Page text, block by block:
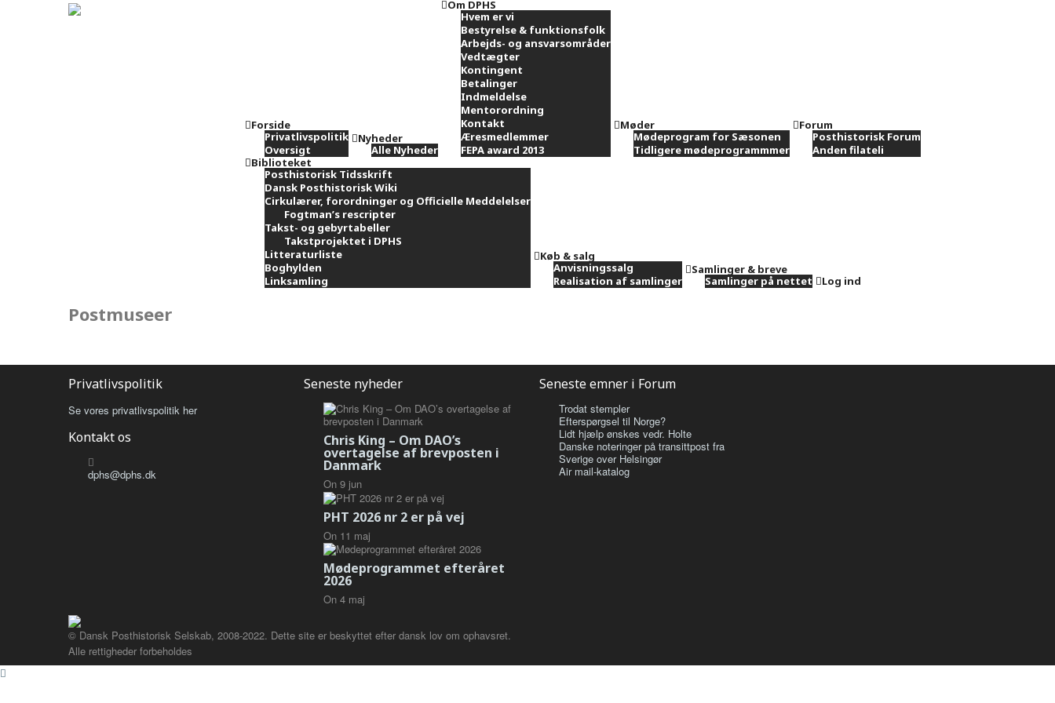
Forside
Privatlivspolitik
Oversigt
Nyheder
Alle Nyheder
Om DPHS
Hvem er vi
Bestyrelse & funktionsfolk
Arbejds- og ansvarsområder
Vedtægter
Kontingent
Betalinger
Indmeldelse
Mentorordning
Kontakt
Æresmedlemmer
FEPA award 2013
Møder
Mødeprogram for Sæsonen
Tidligere mødeprogrammmer
Forum
Posthistorisk Forum
Anden filateli
Biblioteket
Posthistorisk Tidsskrift
Dansk Posthistorisk Wiki
Cirkulærer, forordninger og Officielle Meddelelser
Fogtman’s rescripter
Takst- og gebyrtabeller
Takstprojektet i DPHS
Litteraturliste
Boghylden
Linksamling
Køb & salg
Anvisningssalg
Realisation af samlinger
Samlinger & breve
Samlinger på nettet
Log ind
Postmuseer
Privatlivspolitik
Se vores privatlivspolitik her
Kontakt os
dphs@dphs.dk
Seneste nyheder
Chris King – Om DAO’s
overtagelse af brevposten i
Danmark
On 9 jun
PHT 2026 nr 2 er på vej
On 11 maj
Mødeprogrammet efteråret
2026
On 4 maj
Seneste emner i Forum
Trodat stempler
Efterspørgsel til Norge?
Lidt hjælp ønskes vedr. Holte
Danske noteringer på transittpost fra
Sverige over Helsingør
Air mail-katalog
© Dansk Posthistorisk Selskab, 2008-2022. Dette site er beskyttet efter dansk lov om ophavsret.
Alle rettigheder forbeholdes